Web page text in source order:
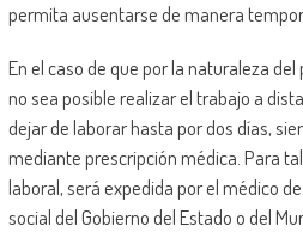
permita ausentarse de manera
En el caso de que por la naturaleza
no sea posible realizar el trabajo a
dejar de laborar hasta por dos días,
mediante prescripción médica. Para
laboral, será expedida por el médico
social del Gobierno del Estado o del